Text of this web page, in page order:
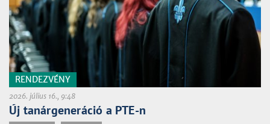
RENDEZVÉNY
2026. július 16., 9:48
Új tanárgeneráció a PTE-n